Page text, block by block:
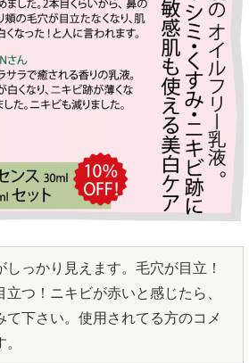
っかり見えます。毛穴が目立！
つ！ニキビが赤いと感じたら、
て下さい。使用されてる方のコメ